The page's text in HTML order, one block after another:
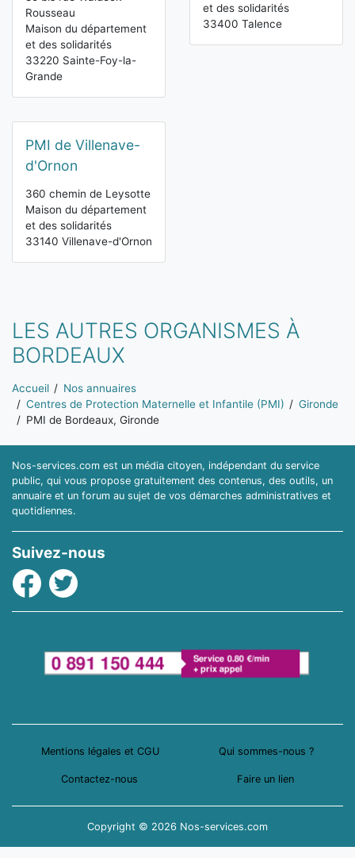
Rousseau
Maison du département
et des solidarités
33220 Sainte-Foy-la-
Grande
et des solidarités
33400 Talence
PMI de Villenave-
d'Ornon
360 chemin de Leysotte
Maison du département
et des solidarités
33140 Villenave-d'Ornon
LES AUTRES ORGANISMES À
BORDEAUX
Vous êtes ici:
Accueil
Nos annuaires
Centres de Protection Maternelle et Infantile (PMI)
Gironde
PMI de Bordeaux, Gironde
Nos-services.com est un média citoyen, indépendant du service
public, qui vous propose gratuitement des contenus, des outils, un
annuaire et un forum au sujet de vos démarches administratives et
quotidiennes.
Suivez-nous
Facebook
Twitter
Mentions légales et CGU Qui sommes-nous ?
Contactez-nous Faire un lien
Copyright © 2026 Nos-services.com